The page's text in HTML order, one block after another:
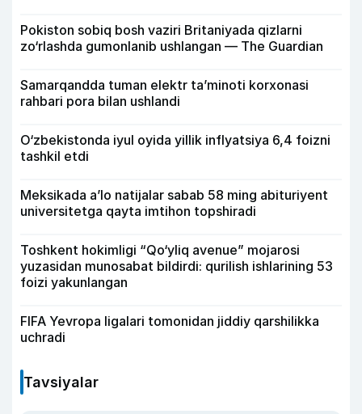
Pokiston sobiq bosh vaziri Britaniyada qizlarni
zo‘rlashda gumonlanib ushlangan — The Guardian
Samarqandda tuman elektr ta’minoti korxonasi
rahbari pora bilan ushlandi
O‘zbekistonda iyul oyida yillik inflyatsiya 6,4 foizni
tashkil etdi
Meksikada a’lo natijalar sabab 58 ming abituriyent
universitetga qayta imtihon topshiradi
Toshkent hokimligi “Qo‘yliq avenue” mojarosi
yuzasidan munosabat bildirdi: qurilish ishlarining 53
foizi yakunlangan
FIFA Yevropa ligalari tomonidan jiddiy qarshilikka
uchradi
Tavsiyalar